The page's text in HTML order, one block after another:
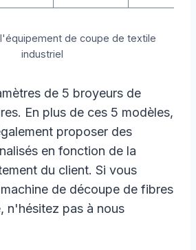
de coupe de textile
industriel
de 5 broyeurs de
En plus de ces 5 modèles,
proposer des
en fonction de la
du client. Si vous
de découpe de fibres
n'hésitez pas à nous